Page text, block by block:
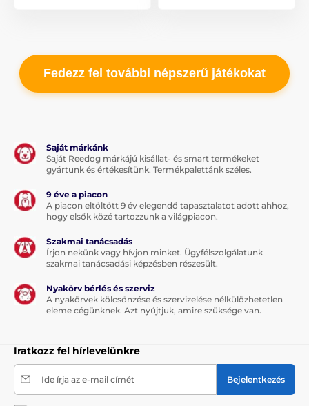
Fedezz fel további népszerű játékokat
Saját márkánk
Saját Reedog márkájú kisállat- és smart termékeket
gyártunk és értékesítünk. Termékpalettánk széles.
9 éve a piacon
A piacon eltöltött 9 év elegendő tapasztalatot adott ahhoz,
hogy elsők közé tartozzunk a világpiacon.
Szakmai tanácsadás
Írjon nekünk vagy hívjon minket. Ügyfélszolgálatunk
szakmai tanácsadási képzésben részesült.
Nyakörv bérlés és szerviz
A nyakörvek kölcsönzése és szervizelése nélkülözhetetlen
eleme cégünknek. Azt nyújtjuk, amire szüksége van.
Iratkozz fel hírlevelünkre
Ide írja az e-mail címét Bejelentkezés